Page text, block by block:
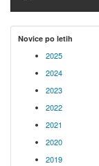
Novice po letih
2025
2024
2023
2022
2021
2020
2019